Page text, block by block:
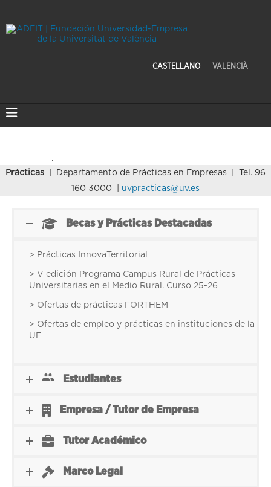
CASTELLANO VALENCIÀ
Prácticas
| Departamento de Prácticas en Empresas | Tel. 96
160 3000 | uvpracticas@uv.es
Becas y Prácticas Destacadas
> Prácticas InnovaTerritorial
> V edición Programa Campus Rural de Prácticas
Universitarias en el Medio Rural. Curso 25-26
> Ofertas de prácticas FORTHEM
> Ofertas de empleo y prácticas en instituciones de la
UE
Estudiantes
Empresa / Tutor de Empresa
Tutor Académico
Marco Legal